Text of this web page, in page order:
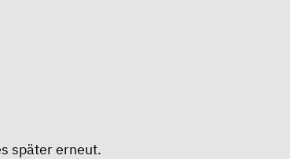
später erneut.